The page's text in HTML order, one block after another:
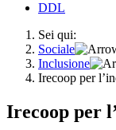
DDL
Sei qui:
Sociale
Inclusione
Irecoop per
Irecoop per